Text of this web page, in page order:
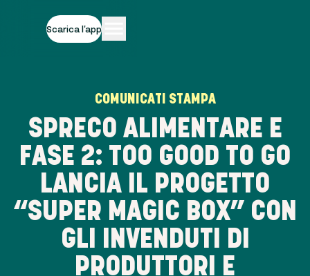
Scarica l'app
COMUNICATI STAMPA
SPRECO ALIMENTARE E
FASE 2: TOO GOOD TO GO
LANCIA IL PROGETTO
“SUPER MAGIC BOX” CON
GLI INVENDUTI DI
PRODUTTORI E